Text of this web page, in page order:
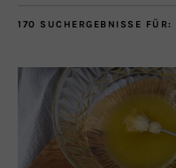
170 SUCHERGEBNISSE FÜR: